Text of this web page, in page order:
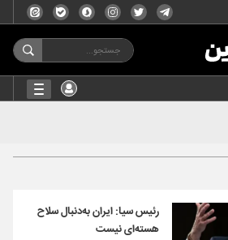
رئیس سیا: ایران به‌دنبال سلاح
هسته‌ای نیست